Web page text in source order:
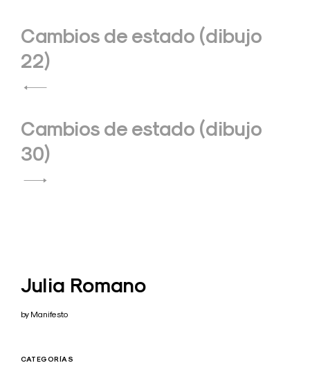
Navegación
de
entradas
Cambios de estado (dibujo
22)
Cambios de estado (dibujo
30)
Julia Romano
by Manifesto
CATEGORÍAS